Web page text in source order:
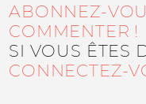
ABONNEZ-
COMMENTER !
SI VOUS ÊTES
CONNECTEZ-